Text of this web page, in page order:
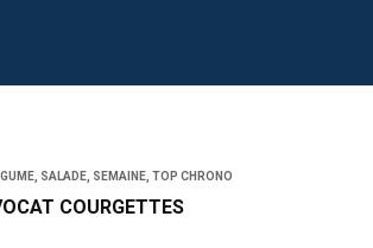
SALADE SEMAINE TOP CHRONO
COURGETTES